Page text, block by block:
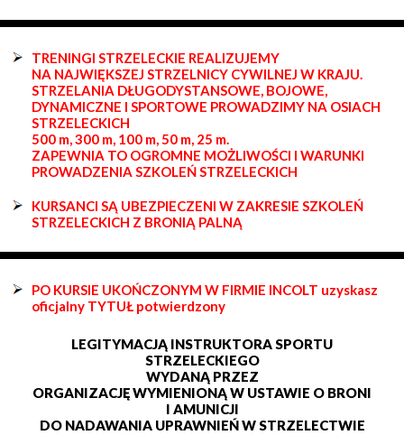
TRENINGI STRZELECKIE REALIZUJEMY
NA NAJWIĘKSZEJ STRZELNICY CYWILNEJ W KRAJU.
STRZELANIA DŁUGODYSTANSOWE, BOJOWE,
DYNAMICZNE I SPORTOWE PROWADZIMY NA OSIACH
STRZELECKICH
500 m, 300 m, 100 m, 50 m, 25 m.
ZAPEWNIA TO OGROMNE MOŻLIWOŚCI I WARUNKI
PROWADZENIA SZKOLEŃ STRZELECKICH
KURSANCI SĄ UBEZPIECZENI W ZAKRESIE SZKOLEŃ
STRZELECKICH Z BRONIĄ PALNĄ
PO KURSIE UKOŃCZONYM W FIRMIE INCOLT uzyskasz
oficjalny TYTUŁ potwierdzony
LEGITYMACJĄ INSTRUKTORA SPORTU
STRZELECKIEGO
WYDANĄ PRZEZ
ORGANIZACJĘ WYMIENIONĄ W USTAWIE O BRONI
I AMUNICJI
DO NADAWANIA UPRAWNIEŃ W STRZELECTWIE